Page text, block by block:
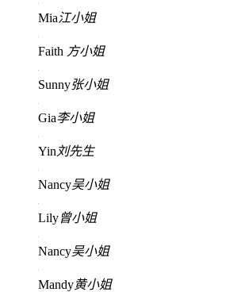
Mia江小姐
Faith 方小姐
Sunny张小姐
Gia李小姐
Yin 刘先生
Nancy吴小姐
Lily曾小姐
Nancy吴小姐
Mandy黄小姐